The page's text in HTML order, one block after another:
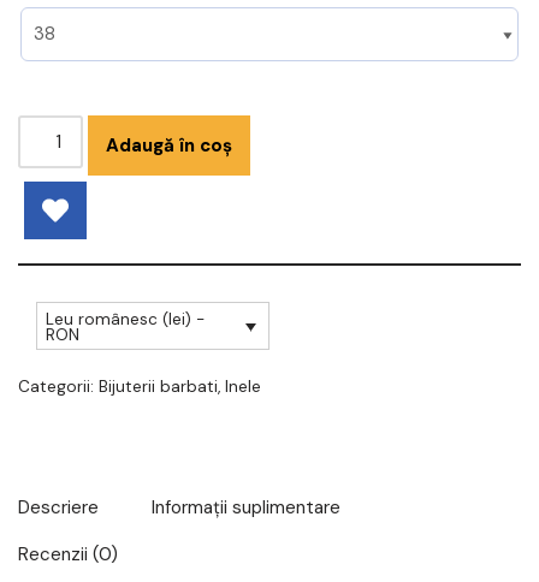
Adaugă în coș
Leu românesc (lei) -
RON
Categorii: Bijuterii barbati, Inele
Descriere
Informații suplimentare
Recenzii (0)